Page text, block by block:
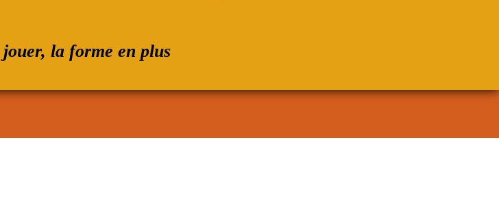
la forme en plus